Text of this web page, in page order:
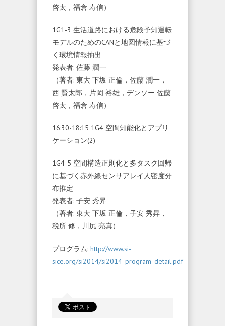
啓太，福倉 寿信）
1G1-3 生活道路における危険予知運転
モデルのためのCANと地図情報に基づ
く環境情報抽出
発表者: 佐藤 潤一
（著者: 東大 下坂 正倫，佐藤 潤一，
西 賢太郎，片岡 裕雄，デンソー 佐藤
啓太，福倉 寿信）
16:30-18:15 1G4 空間知能化とアプリ
ケーション(2)
1G4-5 空間構造正則化と多タスク回帰
に基づく赤外線センサアレイ人密度分
布推定
発表者: 子安 秀昇
（著者: 東大 下坂 正倫，子安 秀昇，
税所 修，川尻 亮真）
プログラム: http://www.si-
sice.org/si2014/si2014_program_detail.pdf